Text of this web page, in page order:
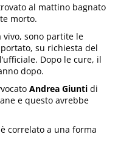
al mattino bagnato
morto.
vivo, sono partite le
su richiesta del
Dopo le cure, il
dopo.
Andrea Giunti di
e questo avrebbe
correlato a una forma